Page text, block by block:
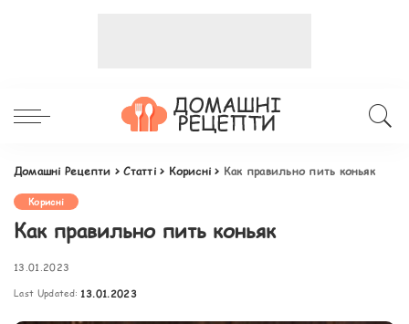
Домашні Рецепти >Статті> Корисні > Как правильно пить коньяк
Корисні
Как правильно пить коньяк
13.01.2023
Last Updated: 13.01.2023